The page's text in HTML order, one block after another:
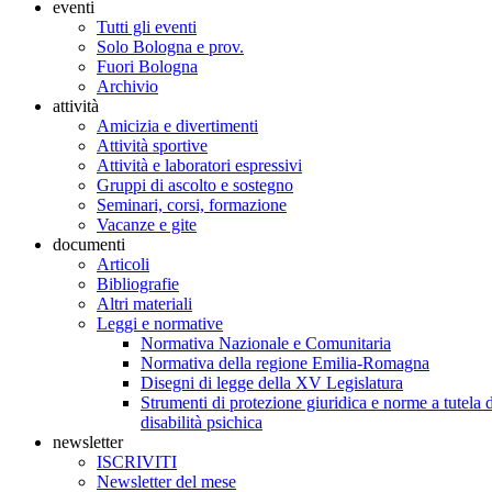
eventi
Tutti gli eventi
Solo Bologna e prov.
Fuori Bologna
Archivio
attività
Amicizia e divertimenti
Attività sportive
Attività e laboratori espressivi
Gruppi di ascolto e sostegno
Seminari, corsi, formazione
Vacanze e gite
documenti
Articoli
Bibliografie
Altri materiali
Leggi e normative
Normativa Nazionale e Comunitaria
Normativa della regione Emilia-Romagna
Disegni di legge della XV Legislatura
Strumenti di protezione giuridica e norme a tutela
disabilità psichica
newsletter
ISCRIVITI
Newsletter del mese